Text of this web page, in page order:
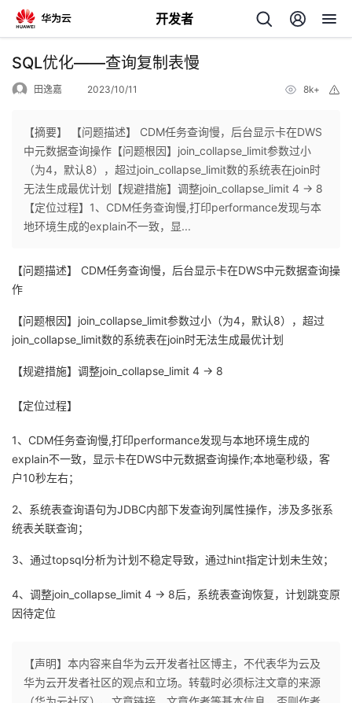
开发者
返
个
人
主
我
的
发
者
的
客
我
论
坛
的
圈
子
我
的
直
我
的
动
我
关
的
我
SQL优化——查询复制表慢
田逸嘉 2023/10/11 8k+
【摘要】 【问题描述】 CDM任务查询慢，后台显示卡在DWS
中元数据查询操作【问题根因】join_collapse_limit参数过小
（为4，默认8），超过join_collapse_limit数的系统表在join时
无法生成最优计划【规避措施】调整join_collapse_limit 4 -> 8
【定位过程】1、CDM任务查询慢,打印performance发现与本
地环境生成的explain不一致，显...
【问题描述】 CDM任务查询慢，后台显示卡在DWS中元数据查询操
作
【问题根因】join_collapse_limit参数过小（为4，默认8），超过
join_collapse_limit数的系统表在join时无法生成最优计划
【规避措施】调整join_collapse_limit 4 -> 8
【定位过程】
1、CDM任务查询慢,打印performance发现与本地环境生成的
explain不一致，显示卡在DWS中元数据查询操作;本地毫秒级，客
户10秒左右；
2、系统表查询语句为JDBC内部下发查询列属性操作，涉及多张系
统表关联查询；
3、通过topsql分析为计划不稳定导致，通过hint指定计划未生效；
4、调整join_collapse_limit 4 -> 8后，系统表查询恢复，计划跳变原
因待定位
【声明】本内容来自华为云开发者社区博主，不代表华为云及
华为云开发者社区的观点和立场。转载时必须标注文章的来源